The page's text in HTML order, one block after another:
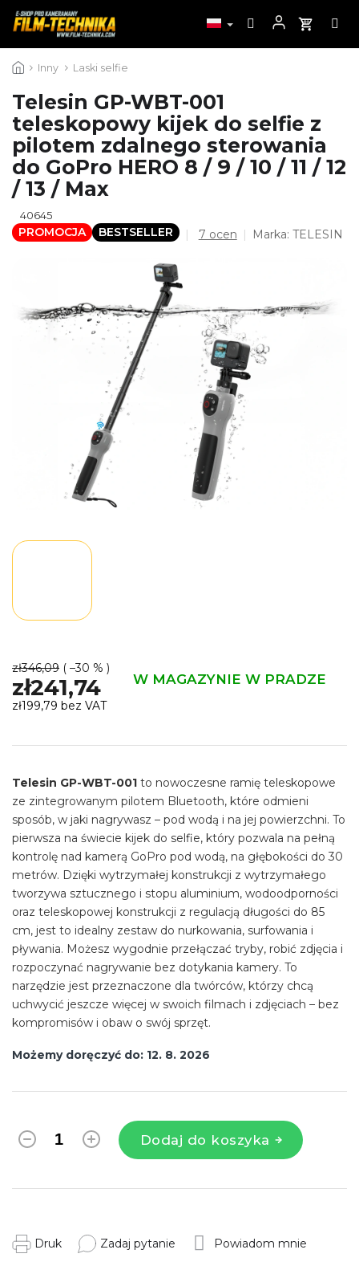
do
Inny Laski selfie
Telesin GP-WBT-001
teleskopowy kijek do selfie z
pilotem zdalnego sterowania
do GoPro HERO 8 / 9 / 10 / 11 / 12
/ 13 / Max
40645
PROMOCJA BESTSELLER
Średnia
na
gwiazdek.
7 ocen Marka:TELESIN
zł346,09 ( –30 % )
zł241,74 W MAGAZYNIE W PRADZE
zł199,79 bez VAT
jednostkowa:
Możemy doręczyć do: 12. 8. 2026
Dodaj do koszyka
Telesin GP-WBT-001 to nowoczesne ramię teleskopowe
ze zintegrowanym pilotem Bluetooth, które odmieni
sposób, w jaki nagrywasz – pod wodą i na jej powierzchni. To
pierwsza na świecie kijek do selfie, który pozwala na pełną
kontrolę nad kamerą GoPro pod wodą, na głębokości do 30
metrów. Dzięki wytrzymałej konstrukcji z wytrzymałego
tworzywa sztucznego i stopu aluminium, wodoodporności
oraz teleskopowej konstrukcji z regulacją długości do 85
cm, jest to idealny zestaw do nurkowania, surfowania i
pływania. Możesz wygodnie przełączać tryby, robić zdjęcia i
rozpoczynać nagrywanie bez dotykania kamery. To
narzędzie jest przeznaczone dla twórców, którzy chcą
uchwycić jeszcze więcej w swoich filmach i zdjęciach – bez
kompromisów i obaw o swój sprzęt.
Druk Zadaj pytanie Powiadom mnie